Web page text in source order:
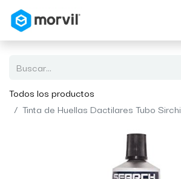
Todos los productos
Tinta de Huellas Dactilares Tubo